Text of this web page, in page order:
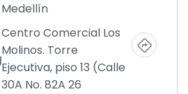
Medellín
Centro Comercial Los
Molinos. Torre
Ejecutiva, piso 13 (Calle
30A No. 82A 26